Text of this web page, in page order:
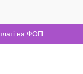
на ФОП